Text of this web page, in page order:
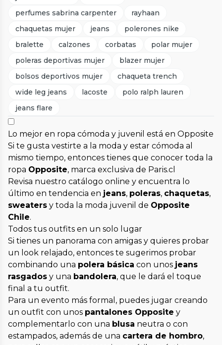
perfumes sabrina carpenter
rayhaan
chaquetas mujer
jeans
polerones nike
bralette
calzones corbatas
polar mujer
poleras deportivas mujer
blazer mujer
bolsos deportivos mujer
chaqueta trench
wide leg jeans
lacoste
polo ralph lauren
jeans flare
Lo mejor en ropa cómoda y juvenil está en Opposite
Si te gusta vestirte a la moda y estar cómoda al
mismo tiempo, entonces tienes que conocer toda la
ropa Opposite, marca exclusiva de Paris.cl
Revisa nuestro catálogo online y encuentra lo
último en tendencia en jeans, poleras, chaquetas,
sweaters y toda la moda juvenil de Opposite
Chile.
Todos tus outfits en un solo lugar
Si tienes un panorama con amigas y quieres probar
un look relajado, entonces te sugerimos probar
combinando una polera básica con unos jeans
rasgados y una bandolera, que le dará el toque
final a tu outfit.
Para un evento más formal, puedes jugar creando
un outfit con unos pantalones Opposite y
complementarlo con una blusa neutra o con
estampados, además de una cartera de hombro,